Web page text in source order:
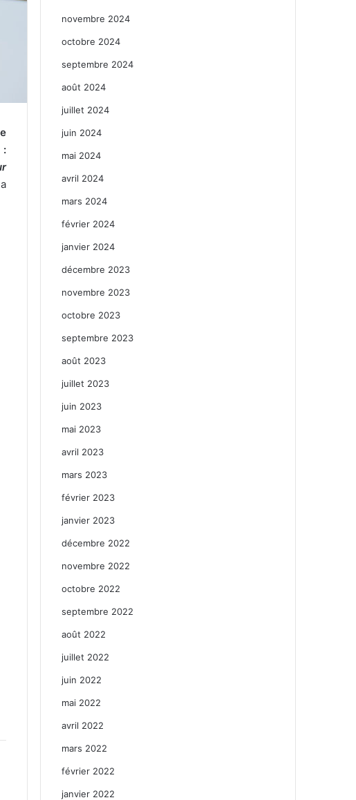
:
novembre 2024
octobre 2024
septembre 2024
août 2024
juillet 2024
juin 2024
mai 2024
avril 2024
mars 2024
février 2024
janvier 2024
décembre 2023
novembre 2023
octobre 2023
septembre 2023
août 2023
juillet 2023
juin 2023
mai 2023
avril 2023
mars 2023
février 2023
janvier 2023
décembre 2022
novembre 2022
octobre 2022
septembre 2022
août 2022
juillet 2022
juin 2022
mai 2022
avril 2022
mars 2022
février 2022
janvier 2022